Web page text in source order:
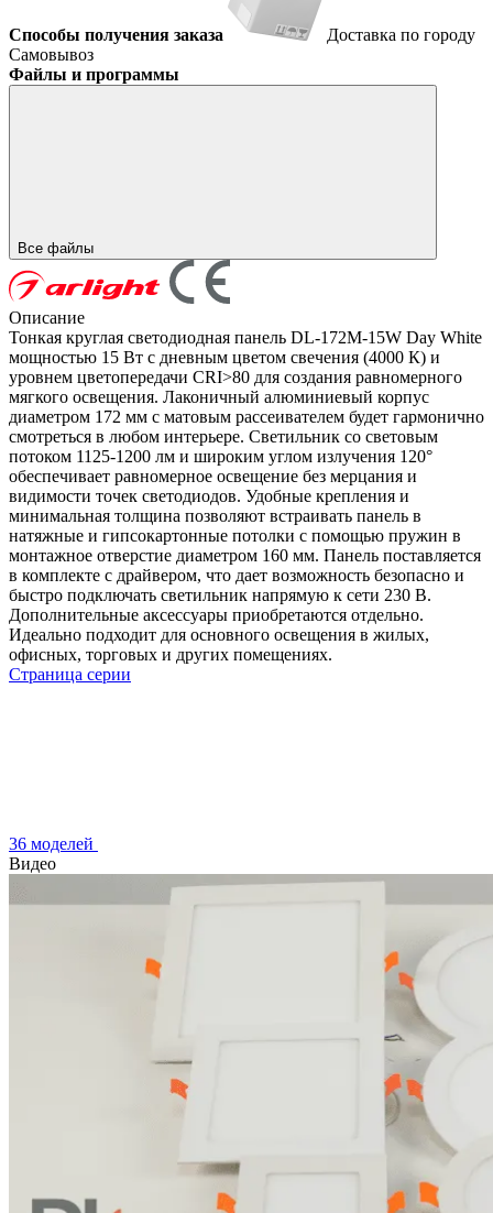
Способы получения заказа
Доставка по городу
Самовывоз
Файлы и программы
Все файлы
Описание
Тонкая круглая светодиодная панель DL-172M-15W Day White
мощностью 15 Вт с дневным цветом свечения (4000 К) и
уровнем цветопередачи CRI>80 для создания равномерного
мягкого освещения. Лаконичный алюминиевый корпус
диаметром 172 мм с матовым рассеивателем будет гармонично
смотреться в любом интерьере. Светильник со световым
потоком 1125-1200 лм и широким углом излучения 120°
обеспечивает равномерное освещение без мерцания и
видимости точек светодиодов. Удобные крепления и
минимальная толщина позволяют встраивать панель в
натяжные и гипсокартонные потолки с помощью пружин в
монтажное отверстие диаметром 160 мм. Панель поставляется
в комплекте с драйвером, что дает возможность безопасно и
быстро подключать светильник напрямую к сети 230 В.
Дополнительные аксессуары приобретаются отдельно.
Идеально подходит для основного освещения в жилых,
офисных, торговых и других помещениях.
Страница серии
36 моделей
Видео